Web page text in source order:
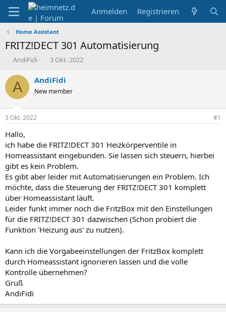
Anmelden Registrieren
Home Assistant
FRITZ!DECT 301 Automatisierung
E
s
t
l
e
r
AndiFidi
E
s
e
t
m
3 Okt. 2022
A AndiFidi
New member
3 Okt. 2022 #1
Hallo,
ich habe die FRITZ!DECT 301 Heizkörperventile in
Homeassistant eingebunden. Sie lassen sich steuern, hierbei
gibt es kein Problem.
Es gibt aber leider mit Automatisierungen ein Problem. Ich
möchte, dass die Steuerung der FRITZ!DECT 301 komplett
über Homeassistant läuft.
Leider funkt immer noch die FritzBox mit den Einstellungen
für die FRITZ!DECT 301 dazwischen (Schon probiert die
Funktion 'Heizung aus' zu nutzen).
Kann ich die Vorgabeeinstellungen der FritzBox komplett
durch Homeassistant ignorieren lassen und die volle
Kontrolle übernehmen?
Gruß
AndiFidi